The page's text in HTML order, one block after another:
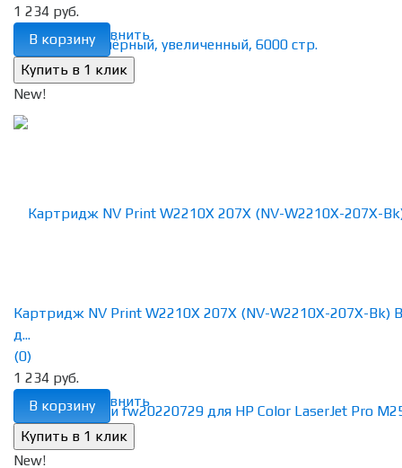
избранное сравнить
1 234 руб.
В корзину
New!
избранное сравнить
Картридж NV Print W2210X 207X (NV-W2210X-207X-Bk)
д...
(0)
1 234 руб.
В корзину
New!